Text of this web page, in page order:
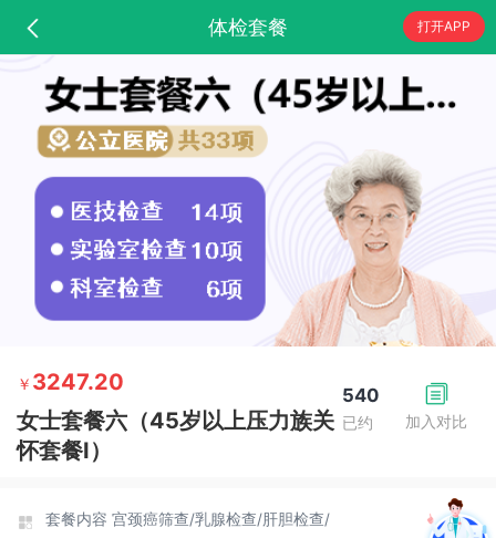
体检套餐 打开APP
加入对比
540
已约
￥ 3247.20
女士套餐六（45岁以上压力族关
怀套餐Ⅰ）
套餐内容 宫颈癌筛查/乳腺检查/肝胆检查/